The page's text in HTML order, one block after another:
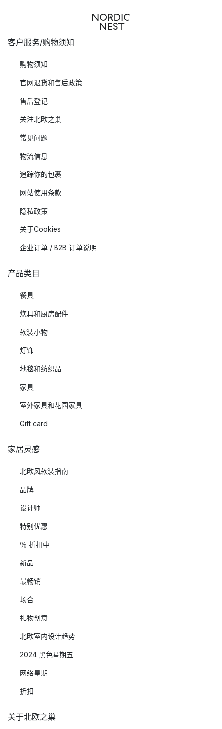
客户服务/购物须知
购物须知
官网退货和售后政策
售后登记
关注北欧之巢
常见问题
物流信息
追踪你的包裹
网站使用条款
隐私政策
关于Cookies
企业订单 / B2B 订单说明
产品类目
餐具
炊具和厨房配件
软装小物
灯饰
地毯和纺织品
家具
室外家具和花园家具
Gift card
家居灵感
北欧风软装指南
品牌
设计师
特别优惠
％ 折扣中
新品
最畅销
场合
礼物创意
北欧室内设计趋势
2024 黑色星期五
网络星期一
折扣
关于北欧之巢